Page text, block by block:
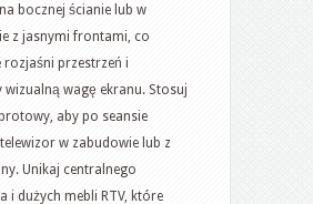
bocznej ścianie lub w
z jasnymi frontami, co
rozjaśni przestrzeń i
wizualną wagę ekranu. Stosuj
aby po seansie
w zabudowie lub z
Unikaj centralnego
i dużych mebli RTV, które